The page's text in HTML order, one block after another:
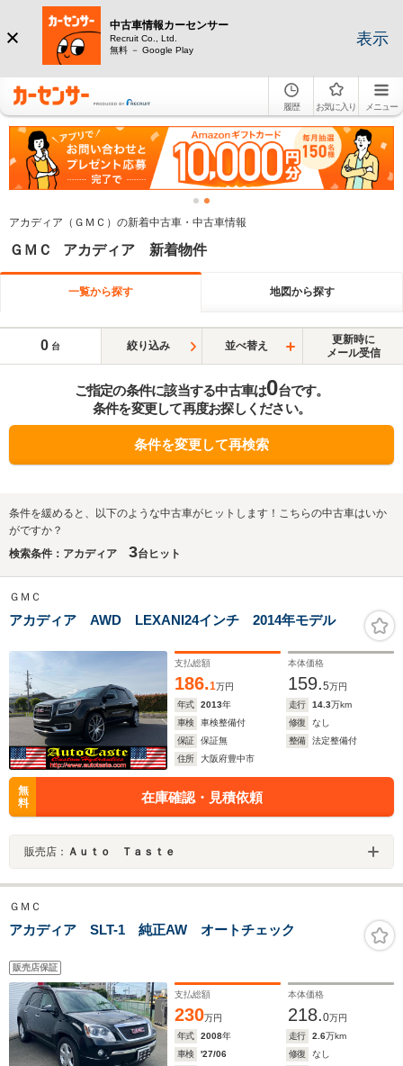
中古車情報カーセンサー
Recruit Co., Ltd.
無料 － Google Play
表示
履歴 お気に入り メニュー
アカディア（ＧＭＣ）の新着中古車・中古車情報
ＧＭＣ アカディア 新着物件
一覧から探す 地図から探す
0 台 絞り込み 並べ替え
更新時に
メール受信
ご指定の条件に該当する中古車は0台です。
条件を変更して再度お探しください。
条件を変更して再検索
条件を緩めると、以下のような中古車がヒットします！こちらの中古車はいか
がですか？
検索条件：アカディア
3台ヒット
ＧＭＣ
アカディア AWD LEXANI24インチ 2014年モデル
支払総額
186.1万円
本体価格
159.5万円
年式
2013年 走行 14.3万km
車検
車検整備付 修復
なし
保証
保証無 整備
法定整備付
住所
大阪府豊中市
無
料
在庫確認・見積依頼
販売店： Ａｕｔｏ Ｔａｓｔｅ
ＧＭＣ
アカディア SLT-1 純正AW オートチェック
販売店保証
支払総額
230万円
本体価格
218.0万円
年式
2008年 走行 2.6万km
車検
'27/06 修復
なし